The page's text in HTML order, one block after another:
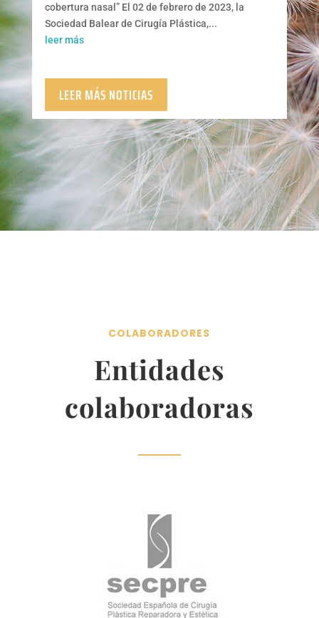
cobertura nasal” El 02 de febrero de 2023, la
Sociedad Balear de Cirugía Plástica,...
leer más
LEER MÁS NOTICIAS
COLABORADORES
Entidades
colaboradoras